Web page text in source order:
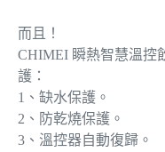
而且！
CHIMEI 瞬熱智慧溫控
護：
1、缺水保護。
2、防乾燒保護。
3、溫控器自動復歸。